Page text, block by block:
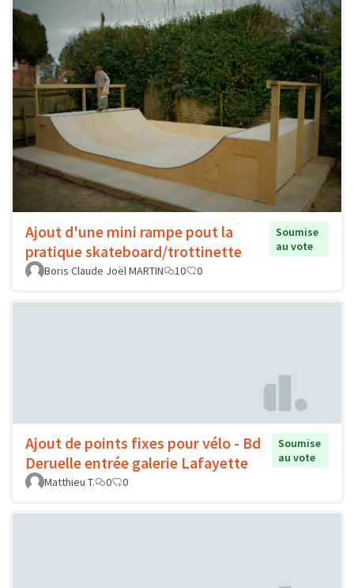
Ajout d'une mini rampe pout la
pratique skateboard/trottinette
Soumise
au vote
Boris Claude Joël MARTIN
10 0
Ajout de points fixes pour vélo - Bd
Deruelle entrée galerie Lafayette
Soumise
au vote
Matthieu T.
0 0